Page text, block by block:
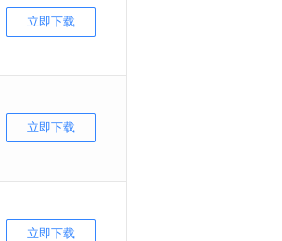
立即下载
立即下载
立即下载